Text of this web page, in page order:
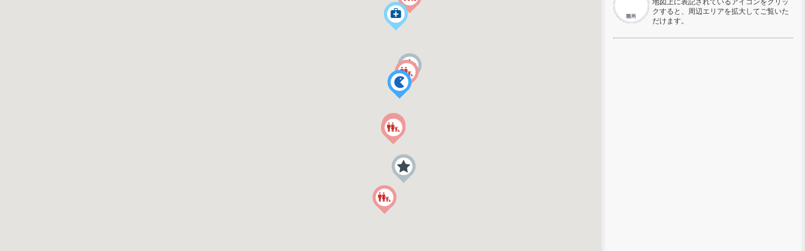
地図上に表記されているアイコンをクリッ
クすると、周辺エリアを拡大してご覧いた
だけます。